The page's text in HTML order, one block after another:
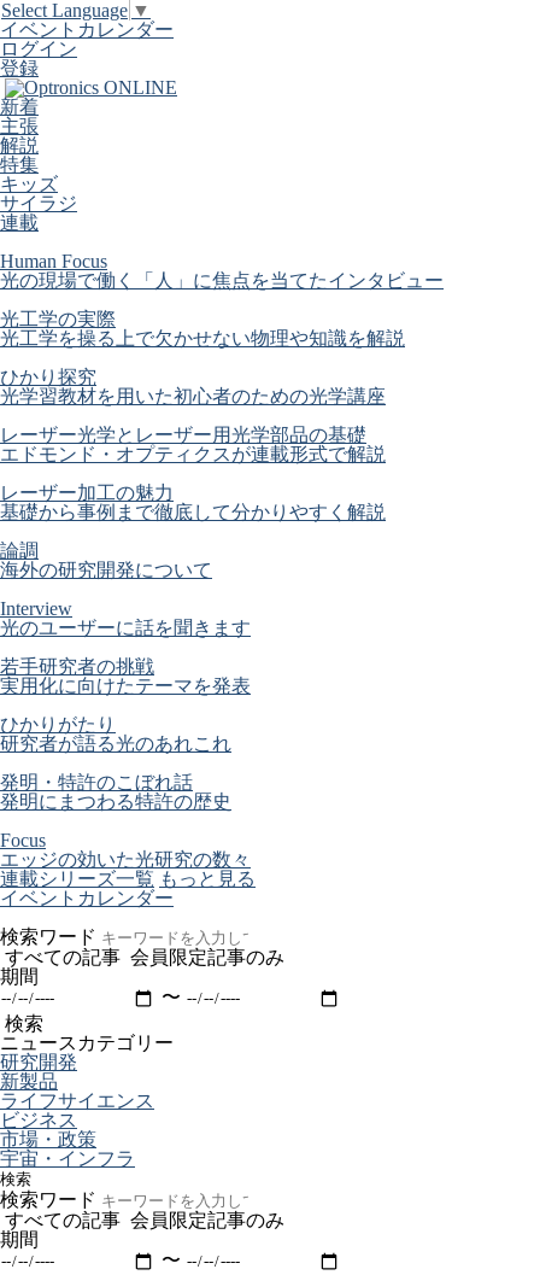
Select Language ▼
イベントカレンダー
ログイン
登録
新着
主張
解説
特集
キッズ
サイラジ
連載
Human Focus
光の現場で働く「人」に焦点を当てたインタビュー
光工学の実際
光工学を操る上で欠かせない物理や知識を解説
ひかり探究
光学習教材を用いた初心者のための光学講座
レーザー光学とレーザー用光学部品の基礎
エドモンド・オプティクスが連載形式で解説
レーザー加工の魅力
基礎から事例まで徹底して分かりやすく解説
論調
海外の研究開発について
Interview
光のユーザーに話を聞きます
若手研究者の挑戦
実用化に向けたテーマを発表
ひかりがたり
研究者が語る光のあれこれ
発明・特許のこぼれ話
発明にまつわる特許の歴史
Focus
エッジの効いた光研究の数々
連載シリーズ一覧 もっと見る
イベントカレンダー
検索ワード
すべての記事 会員限定記事のみ
期間
〜
検索
ニュースカテゴリー
研究開発
新製品
ライフサイエンス
ビジネス
市場・政策
宇宙・インフラ
検索
検索ワード
すべての記事 会員限定記事のみ
期間
〜